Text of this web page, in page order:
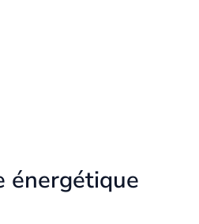
énergétique